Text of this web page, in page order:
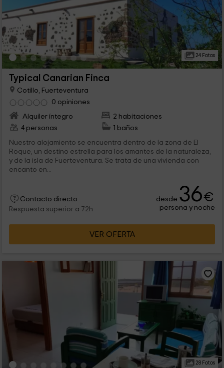
24 Fotos
Typical Canarian Finca
Cotillo, Fuerteventura
0 opiniones
Alquiler íntegro
2 habitaciones
4 personas
1 baños
Nuestro alojamiento se encuentra dentro de la zona de El
Roque, un destino estrella para los amantes de la naturaleza,
y de la isla de Fuerteventura. Se trata de una vivienda con
encanto en...
Contacto directo
Respuesta superior a 72h
desde 36€
persona y noche
VER OFERTA
28 Fotos